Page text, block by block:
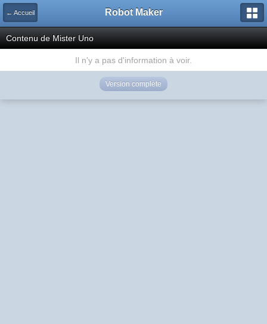
← Accueil Robot Maker
Contenu de Mister Uno
Il n'y a pas d'information à voir.
Version complète